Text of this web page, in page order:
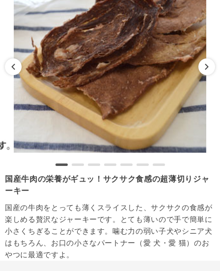
国産牛肉の栄養がギュッ！サクサク食感の超薄切りジャ
ーキー
国産の牛肉をとっても薄くスライスした、サクサクの食感が
楽しめる贅沢なジャーキーです。とても薄いので手で簡単に
小さくちぎることができます。噛む力の弱い子犬やシニア犬
はもちろん、お口の小さなパートナー（愛 犬・愛 猫）のお
やつに最適ですよ。